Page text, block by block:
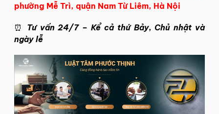
phường Mễ Trì, quận Nam Từ Liêm, Hà Nội
⏰ Tư vấn 24/7 – Kể cả thứ Bảy, Chủ nhật và
ngày lễ